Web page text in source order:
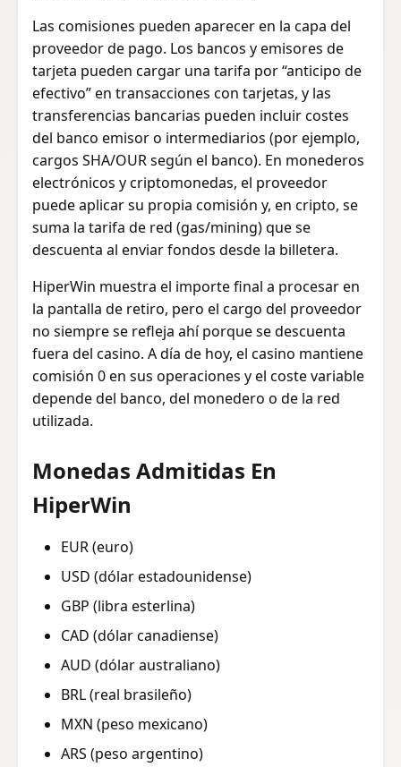
Las comisiones pueden aparecer en la capa del
proveedor de pago. Los bancos y emisores de
tarjeta pueden cargar una tarifa por “anticipo de
efectivo” en transacciones con tarjetas, y las
transferencias bancarias pueden incluir costes
del banco emisor o intermediarios (por ejemplo,
cargos SHA/OUR según el banco). En monederos
electrónicos y criptomonedas, el proveedor
puede aplicar su propia comisión y, en cripto, se
suma la tarifa de red (gas/mining) que se
descuenta al enviar fondos desde la billetera.
HiperWin muestra el importe final a procesar en
la pantalla de retiro, pero el cargo del proveedor
no siempre se refleja ahí porque se descuenta
fuera del casino. A día de hoy, el casino mantiene
comisión 0 en sus operaciones y el coste variable
depende del banco, del monedero o de la red
utilizada.
Monedas Admitidas En
HiperWin
EUR (euro)
USD (dólar estadounidense)
GBP (libra esterlina)
CAD (dólar canadiense)
AUD (dólar australiano)
BRL (real brasileño)
MXN (peso mexicano)
ARS (peso argentino)